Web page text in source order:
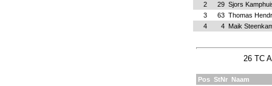
2
29 Sjors
3
63 Thomas
4
4 Maik
26 TC
Pos StNr Naam